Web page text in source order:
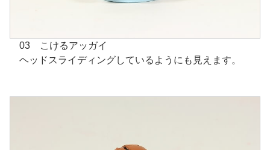
03 こけるアッガイ
ヘッドスライディングしているようにも見えます。